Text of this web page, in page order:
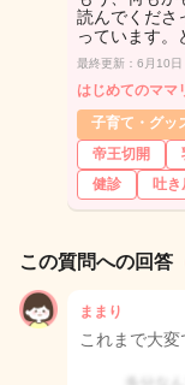
読んでくださ
っています。
最終更新：6月10日
はじめてのママ
子育て・グッ
帝王切開
健診
吐き
この質問への回答
ままり
これまで大